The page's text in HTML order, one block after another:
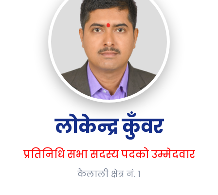
लोकेन्द्र कुँवर
प्रतिनिधि सभा सदस्य पदको उम्मेदवार
कैलाली क्षेत्र नं. १